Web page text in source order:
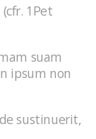
1Pet
suam
ipsum non
sustinuerit,